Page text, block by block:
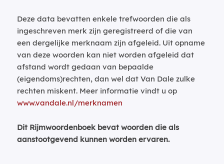
Deze data bevatten enkele trefwoorden die als
ingeschreven merk zijn geregistreerd of die van
een dergelijke merknaam zijn afgeleid. Uit opname
van deze woorden kan niet worden afgeleid dat
afstand wordt gedaan van bepaalde
(eigendoms)rechten, dan wel dat Van Dale zulke
rechten miskent. Meer informatie vindt u op
www.vandale.nl/merknamen
Dit Rijmwoordenboek bevat woorden die als
aanstootgevend kunnen worden ervaren.